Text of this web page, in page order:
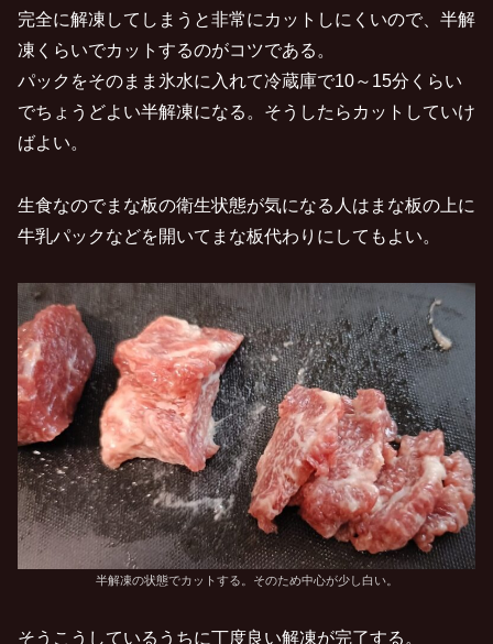
完全に解凍してしまうと非常にカットしにくいので、半解
凍くらいでカットするのがコツである。
パックをそのまま氷水に入れて冷蔵庫で10～15分くらい
でちょうどよい半解凍になる。そうしたらカットしていけ
ばよい。
生食なのでまな板の衛生状態が気になる人はまな板の上に
牛乳パックなどを開いてまな板代わりにしてもよい。
半解凍の状態でカットする。そのため中心が少し白い。
そうこうしているうちに丁度良い解凍が完了する。